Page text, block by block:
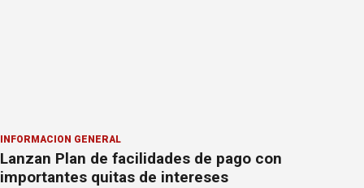
INFORMACION GENERAL
Lanzan Plan de facilidades de pago con
importantes quitas de intereses